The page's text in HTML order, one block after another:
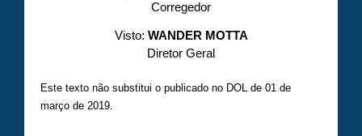
Corregedor
Visto: WANDER MOTTA
Diretor Geral
Este texto não substitui o publicado no DOL de 01 de
março de 2019.